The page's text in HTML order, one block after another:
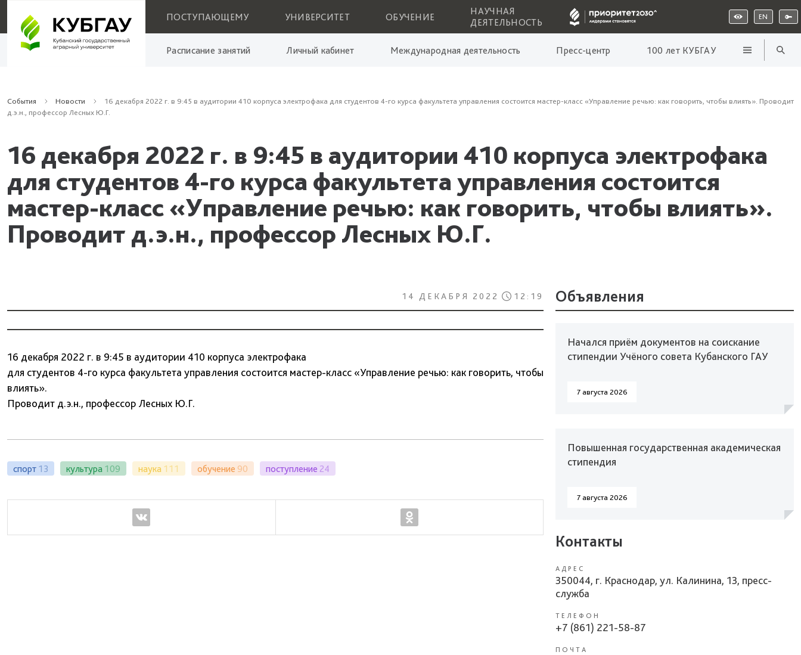
ПОСТУПАЮЩЕМУ УНИВЕРСИТЕТ ОБУЧЕНИЕ
НАУЧНАЯ
ДЕЯТЕЛЬНОСТЬ
EN
Расписание занятий Личный кабинет Международная деятельность Пресс-центр 100 лет КУБГАУ
События Новости
16 декабря 2022 г. в 9:45 в аудитории 410 корпуса электрофака для студентов 4-го курса факультета управления состоится мастер-класс «Управление речью: как говорить, чтобы влиять». Проводит
д.э.н., профессор Лесных Ю.Г.
16 декабря 2022 г. в 9:45 в аудитории 410 корпуса электрофака
для студентов 4-го курса факультета управления состоится
мастер-класс «Управление речью: как говорить, чтобы влиять».
Проводит д.э.н., профессор Лесных Ю.Г.
14 ДЕКАБРЯ 2022 12:19
16 декабря 2022 г. в 9:45 в аудитории 410 корпуса электрофака
для студентов 4-го курса факультета управления состоится мастер-класс «Управление речью: как говорить, чтобы
влиять».
Проводит д.э.н., профессор Лесных Ю.Г.
спорт 13 культура 109 наука 111 обучение 90 поступление 24
Объявления
Начался приём документов на соискание
стипендии Учёного совета Кубанского ГАУ
7 августа 2026
Повышенная государственная академическая
стипендия
7 августа 2026
Контакты
АДРЕС
350044, г. Краснодар, ул. Калинина, 13, пресс-
служба
ТЕЛЕФОН
+7 (861) 221-58-87
ПОЧТА